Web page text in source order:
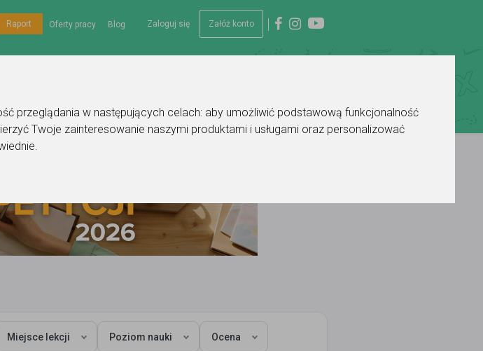
przeglądania w następujących celach: aby umożliwić podstawową funkcjonalność
Twoje zainteresowanie naszymi produktami i usługami oraz personalizować
.
Zaloguj się Załóż konto
Raport Oferty pracy Blog
Miejsce lekcji Poziom nauki Ocena